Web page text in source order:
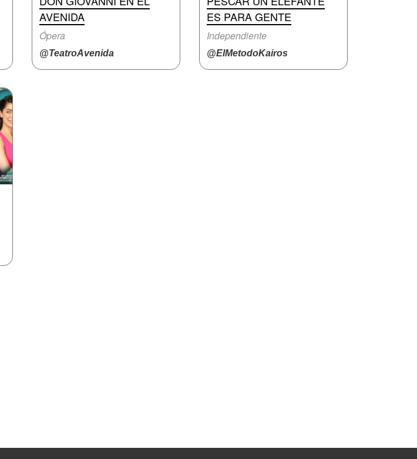
AVENIDA
Ópera
@TeatroAvenida
ES PARA GENTE
Independiente
@ElMetodoKairos